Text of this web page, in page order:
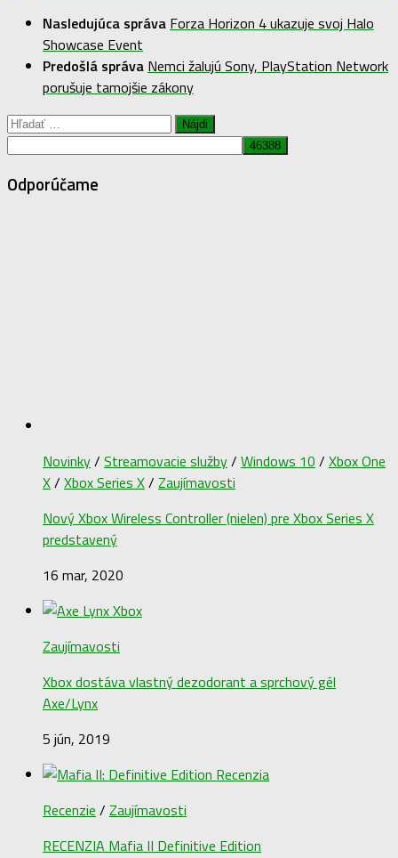
Nasledujúca správa Forza Horizon 4 ukazuje svoj Halo
Showcase Event
Predošlá správa Nemci žalujú Sony, PlayStation Network
porušuje tamojšie zákony
Hľadať:
Odporúčame
Novinky/ Streamovacie služby/ Windows 10 / Xbox One
X/ Xbox Series X/ Zaujímavosti
Nový Xbox Wireless Controller (nielen) pre Xbox Series X
predstavený
16 mar, 2020
Zaujímavosti
Xbox dostáva vlastný dezodorant a sprchový gél
Axe/Lynx
5 jún, 2019
Recenzie / Zaujímavosti
RECENZIA Mafia II Definitive Edition